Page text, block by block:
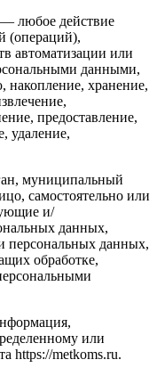
любое действие
(операций),
автоматизации или
данными,
накопление, хранение,
предоставление,
удаление,
муниципальный
самостоятельно или
и/
данных,
персональных данных,
обработке,
или
https://metkoms.ru.